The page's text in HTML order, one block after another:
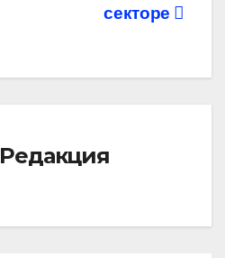
секторе
Редакция